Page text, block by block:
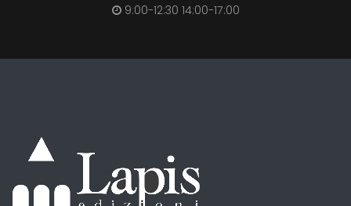
9:00-12:30 14:00-17:00